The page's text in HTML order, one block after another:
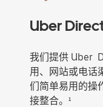
Uber
我们提供 Uber
用、网站或电话
们简单易用的操
接整合。¹